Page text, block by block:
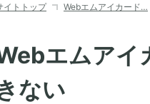
イトトップ Webエムアイカード…
エムアイ
ない